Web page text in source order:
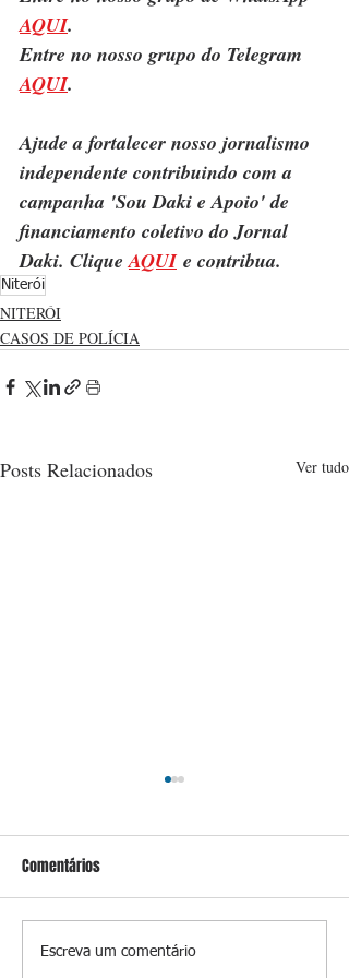
AQUI.
Entre no nosso grupo do Telegram
AQUI.
Ajude a fortalecer nosso jornalismo
independente contribuindo com a
campanha 'Sou Daki e Apoio' de
financiamento coletivo do Jornal
Daki. Clique AQUI e contribua.
Niterói
NITERÓI
CASOS DE POLÍCIA
Posts Relacionados Ver tudo
Flin divulga programação
Comentários
Escreva um comentário